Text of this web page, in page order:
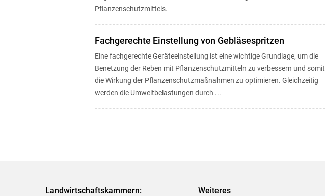
Pflanzenschutzmittels.
Fachgerechte Einstellung von Gebläsespritzen
Eine fachgerechte Geräteeinstellung ist eine wichtige Grundlage, um die
Benetzung der Reben mit Pflanzenschutzmitteln zu verbessern und somit
die Wirkung der Pflanzenschutzmaßnahmen zu optimieren. Gleichzeitig
werden die Umweltbelastungen durch ...
Landwirtschaftskammern: Weiteres